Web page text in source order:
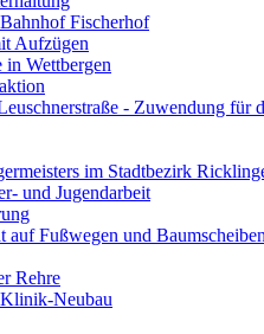
Fischerhof
Aufzügen
in Wettbergen
- Zuwendung für
im Stadtbezirk
und Jugendarbeit
Fußwegen und Baumscheiben
Rehre
Neubau